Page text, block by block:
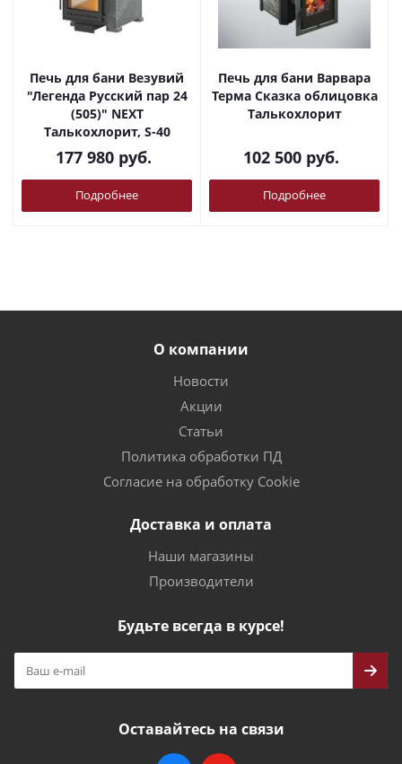
Печь для бани Везувий
"Легенда Русский пар 24
(505)" NEXT
Талькохлорит, S-40
177 980 руб.
Подробнее
Печь для бани Варвара
Терма Сказка облицовка
Талькохлорит
102 500 руб.
Подробнее
О компании
Новости
Акции
Статьи
Политика обработки ПД
Согласие на обработку Cookie
Доставка и оплата
Наши магазины
Производители
Будьте всегда в курсе!
Оставайтесь на связи